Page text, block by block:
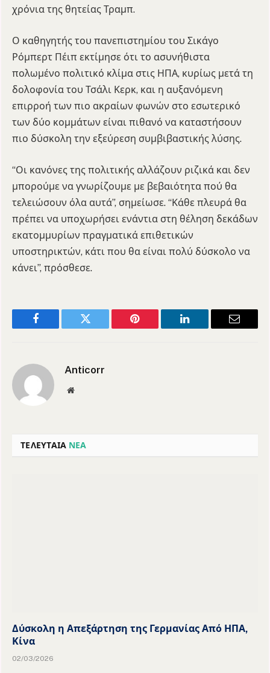
χρόνια της θητείας Τραμπ.
Ο καθηγητής του πανεπιστημίου του Σικάγο
Ρόμπερτ Πέιπ εκτίμησε ότι το ασυνήθιστα
πολωμένο πολιτικό κλίμα στις ΗΠΑ, κυρίως μετά τη
δολοφονία του Τσάλι Κερκ, και η αυξανόμενη
επιρροή των πιο ακραίων φωνών στο εσωτερικό
των δύο κομμάτων είναι πιθανό να καταστήσουν
πιο δύσκολη την εξεύρεση συμβιβαστικής λύσης.
“Οι κανόνες της πολιτικής αλλάζουν ριζικά και δεν
μπορούμε να γνωρίζουμε με βεβαιότητα πού θα
τελειώσουν όλα αυτά”, σημείωσε. “Κάθε πλευρά θα
πρέπει να υποχωρήσει ενάντια στη θέληση δεκάδων
εκατομμυρίων πραγματικά επιθετικών
υποστηρικτών, κάτι που θα είναι πολύ δύσκολο να
κάνει”, πρόσθεσε.
Facebook Twitter Pinterest LinkedIn Email
Anticorr
Website
ΤΕΛΕΥΤΑΙΑ ΝΕΑ
Δύσκολη η Απεξάρτηση της Γερμανίας Από ΗΠΑ,
Κίνα
02/03/2026